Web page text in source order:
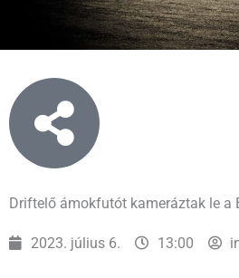
Driftelő ámokfutót kameráztak le a
2023. július 6. 13:00